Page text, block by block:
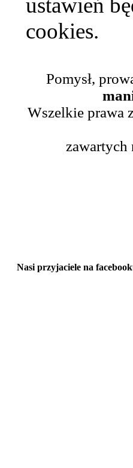
ustawień
cookies.
Pomysł,
Wszelkie prawa
Nasi przyjaciele na